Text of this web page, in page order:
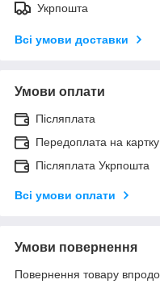
Укрпошта
Всі умови доставки
Умови оплати
Післяплата
Передоплата на
Післяплата Укрпошта
Всі умови оплати
Умови повернення
Повернення товару